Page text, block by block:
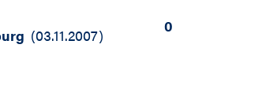
(03.11.2007) 0